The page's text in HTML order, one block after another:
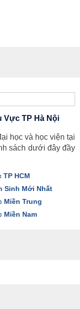
Vực TP Hà Nội
học và học viện tại
sách dưới đây đầy
HCM
Sinh Mới Nhất
Miền Trung
Miền Nam